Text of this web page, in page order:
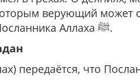
верующий может
грехов, говорится в множестве хадисов Посланника Аллаха ﷺ.